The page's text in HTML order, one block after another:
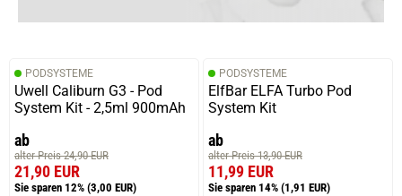
PODSYSTEME
Uwell Caliburn G3 - Pod
System Kit - 2,5ml 900mAh
ab
alter Preis 24,90 EUR
21,90 EUR
Sie sparen 12% (3,00 EUR)
PODSYSTEME
ElfBar ELFA Turbo Pod
System Kit
ab
alter Preis 13,90 EUR
11,99 EUR
Sie sparen 14% (1,91 EUR)